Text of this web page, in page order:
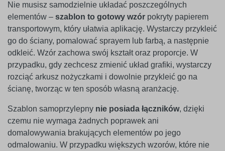
Nie musisz samodzielnie układać poszczególnych
elementów – szablon to gotowy wzór pokryty papierem
transportowym, który ułatwia aplikację. Wystarczy przykleić
go do ściany, pomalować sprayem lub farbą, a następnie
odkleić. Wzór zachowa swój kształt oraz proporcje. W
przypadku, gdy zechcesz zmienić układ grafiki, wystarczy
rozciąć arkusz nożyczkami i dowolnie przykleić go na
ścianę, tworząc w ten sposób własną aranżację.
Szablon samoprzylepny nie posiada łączników, dzięki
czemu nie wymaga żadnych poprawek ani
domalowywania brakujących elementów po jego
odmalowaniu. W przypadku większych wzorów, które nie